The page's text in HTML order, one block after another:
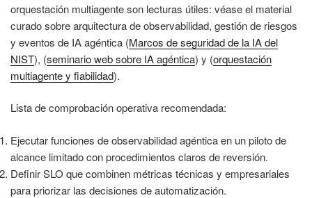
orquestación multiagente son lecturas útiles: véase el material
curado sobre arquitectura de observabilidad, gestión de riesgos
y eventos de IA agéntica (Marcos de seguridad de la IA del
NIST), (seminario web sobre IA agéntica) y (orquestación
multiagente y fiabilidad).
Lista de comprobación operativa recomendada:
Ejecutar funciones de observabilidad agéntica en un piloto de
alcance limitado con procedimientos claros de reversión.
Definir SLO que combinen métricas técnicas y empresariales
para priorizar las decisiones de automatización.